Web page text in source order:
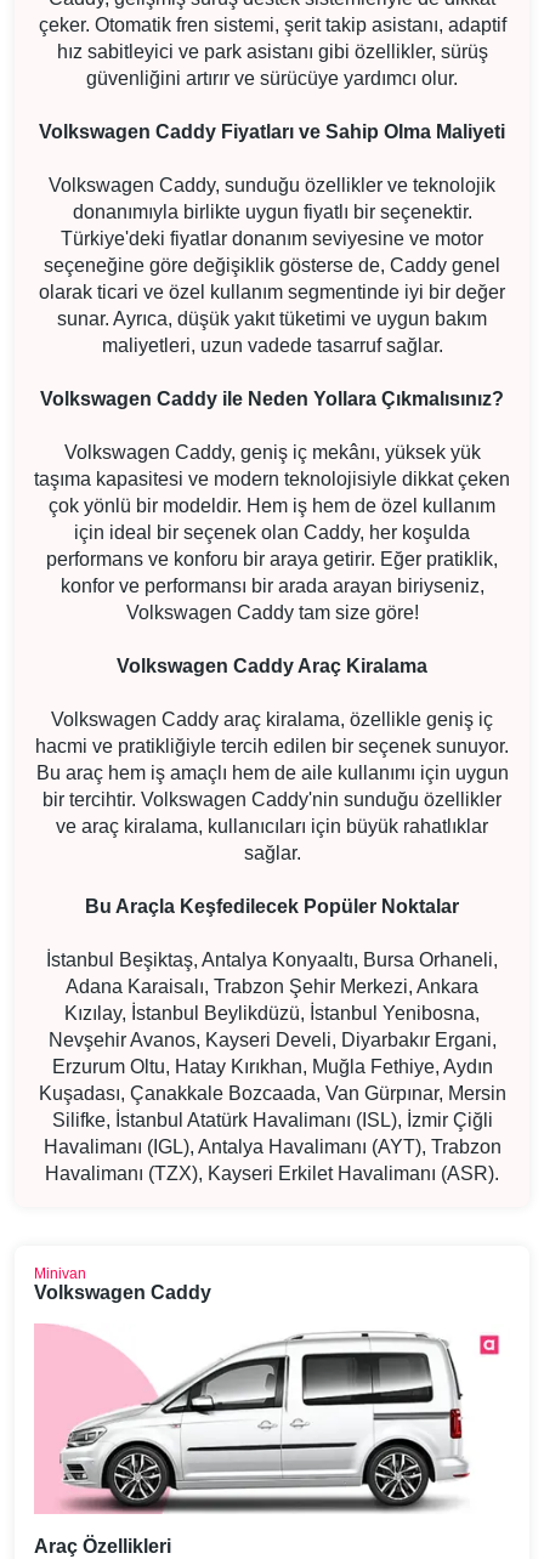
çeker. Otomatik fren sistemi, şerit takip asistanı, adaptif
hız sabitleyici ve park asistanı gibi özellikler, sürüş
güvenliğini artırır ve sürücüye yardımcı olur.
Volkswagen Caddy Fiyatları ve Sahip Olma Maliyeti
Volkswagen Caddy, sunduğu özellikler ve teknolojik
donanımıyla birlikte uygun fiyatlı bir seçenektir.
Türkiye'deki fiyatlar donanım seviyesine ve motor
seçeneğine göre değişiklik gösterse de, Caddy genel
olarak ticari ve özel kullanım segmentinde iyi bir değer
sunar. Ayrıca, düşük yakıt tüketimi ve uygun bakım
maliyetleri, uzun vadede tasarruf sağlar.
Volkswagen Caddy ile Neden Yollara Çıkmalısınız?
Volkswagen Caddy, geniş iç mekânı, yüksek yük
taşıma kapasitesi ve modern teknolojisiyle dikkat çeken
çok yönlü bir modeldir. Hem iş hem de özel kullanım
için ideal bir seçenek olan Caddy, her koşulda
performans ve konforu bir araya getirir. Eğer pratiklik,
konfor ve performansı bir arada arayan biriyseniz,
Volkswagen Caddy tam size göre!
Volkswagen Caddy Araç Kiralama
Volkswagen Caddy araç kiralama, özellikle geniş iç
hacmi ve pratikliğiyle tercih edilen bir seçenek sunuyor.
Bu araç hem iş amaçlı hem de aile kullanımı için uygun
bir tercihtir. Volkswagen Caddy'nin sunduğu özellikler
ve araç kiralama, kullanıcıları için büyük rahatlıklar
sağlar.
Bu Araçla Keşfedilecek Popüler Noktalar
İstanbul Beşiktaş, Antalya Konyaaltı, Bursa Orhaneli,
Adana Karaisalı, Trabzon Şehir Merkezi, Ankara
Kızılay, İstanbul Beylikdüzü, İstanbul Yenibosna,
Nevşehir Avanos, Kayseri Develi, Diyarbakır Ergani,
Erzurum Oltu, Hatay Kırıkhan, Muğla Fethiye, Aydın
Kuşadası, Çanakkale Bozcaada, Van Gürpınar, Mersin
Silifke, İstanbul Atatürk Havalimanı (ISL), İzmir Çiğli
Havalimanı (IGL), Antalya Havalimanı (AYT), Trabzon
Havalimanı (TZX), Kayseri Erkilet Havalimanı (ASR).
Minivan
Volkswagen Caddy
Araç Özellikleri